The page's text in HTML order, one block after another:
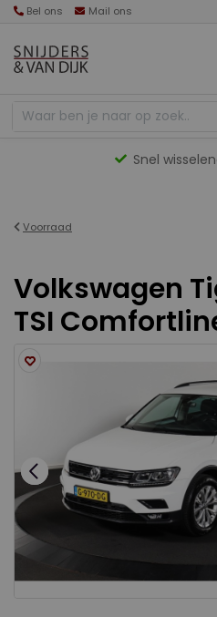
Bel ons Mail ons
Snel wisselende voorraad
Voorraad
Volkswagen
TSI